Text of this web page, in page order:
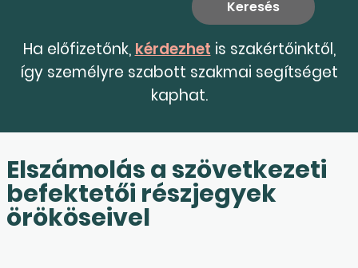
Ha előfizetőnk, kérdezhet is szakértőinktől,
így személyre szabott szakmai segítséget
kaphat.
Elszámolás a szövetkezeti
befektetői részjegyek
örököseivel